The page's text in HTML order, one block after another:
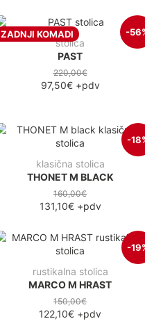
ZADNJI KOMADI -
stolica
PAST
220,00€
97,50€+pdv
-
klasična stolica
THONET M BLACK
160,00€
131,10€+pdv
-
rustikalna stolica
MARCO M HRAST
150,00€
122,10€ +pdv